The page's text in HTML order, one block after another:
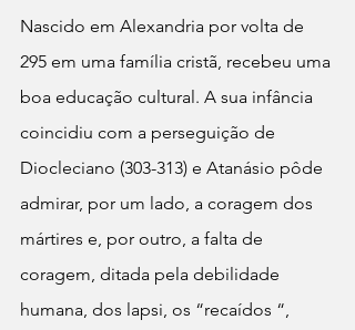
Nascido em Alexandria por volta de
295 em uma família cristã, recebeu uma
boa educação cultural. A sua infância
coincidiu com a perseguição de
Diocleciano (303-313) e Atanásio pôde
admirar, por um lado, a coragem dos
mártires e, por outro, a falta de
coragem, ditada pela debilidade
humana, dos lapsi, os “recaídos “,